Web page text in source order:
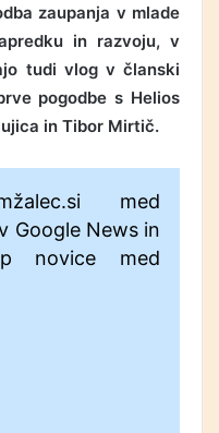
zaupanja v mlade
in razvoju, v
tudi vlog v članski
pogodbe s Helios
in Tibor Mirtič.
med
Google News in
novice med